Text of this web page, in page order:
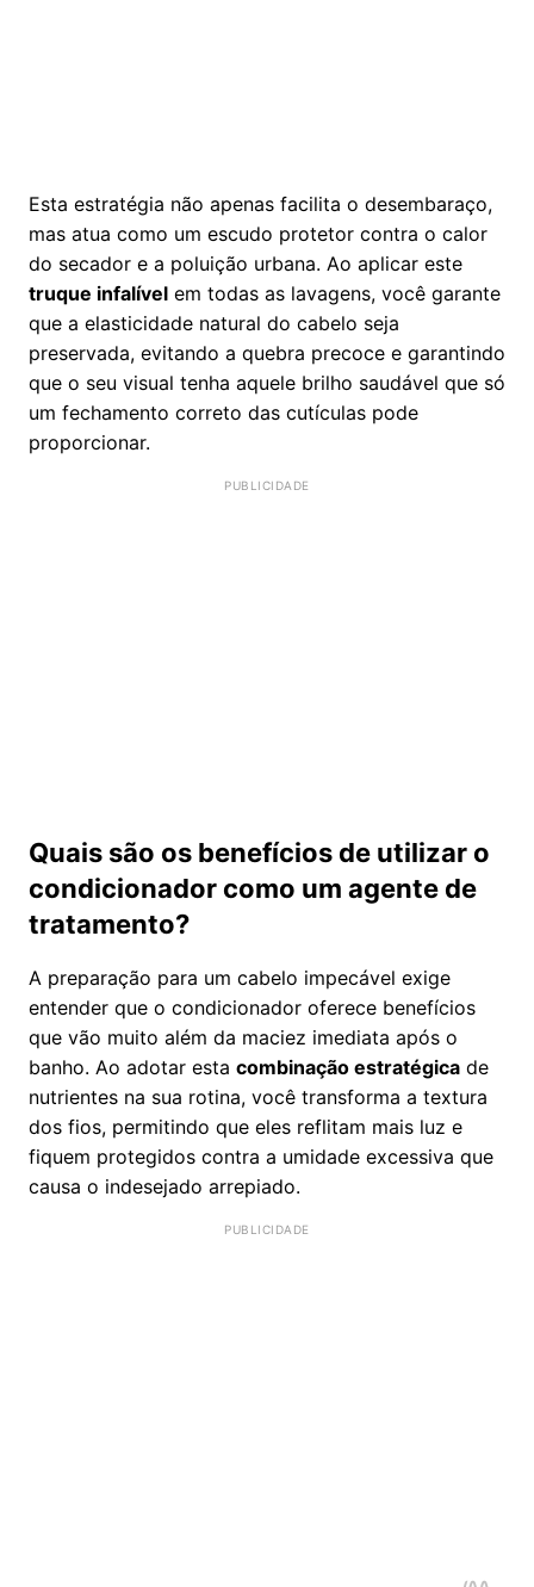
Esta estratégia não apenas facilita o desembaraço,
mas atua como um escudo protetor contra o calor
do secador e a poluição urbana. Ao aplicar este
truque infalível em todas as lavagens, você garante
que a elasticidade natural do cabelo seja
preservada, evitando a quebra precoce e garantindo
que o seu visual tenha aquele brilho saudável que só
um fechamento correto das cutículas pode
proporcionar.
Quais são os benefícios de utilizar o
condicionador como um agente de
tratamento?
A preparação para um cabelo impecável exige
entender que o condicionador oferece benefícios
que vão muito além da maciez imediata após o
banho. Ao adotar esta combinação estratégica de
nutrientes na sua rotina, você transforma a textura
dos fios, permitindo que eles reflitam mais luz e
fiquem protegidos contra a umidade excessiva que
causa o indesejado arrepiado.